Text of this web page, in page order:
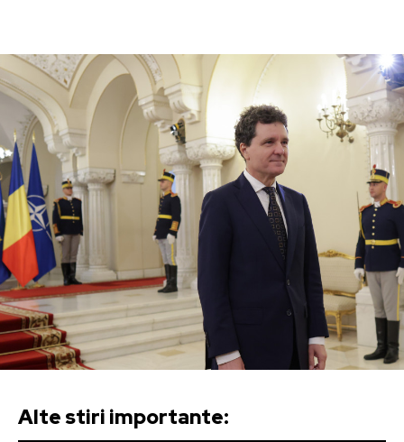
Alte stiri importante: